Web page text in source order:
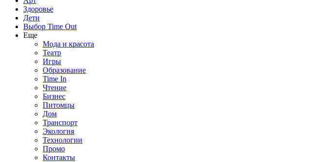
Здоровье
Дети
Выбор Time Out
Еще
Мода и красота
Театр
Игры
Образование
Time In
Чтение
Бизнес
Питомцы
Дом
Транспорт
Экология
Технологии
Промо
Контакты